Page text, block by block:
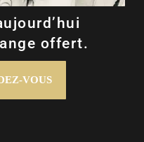
offert.
VOUS